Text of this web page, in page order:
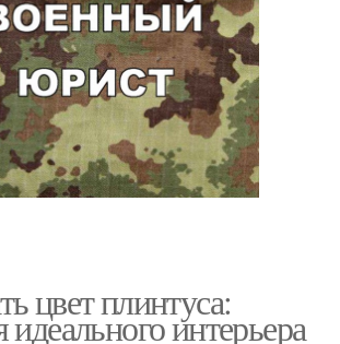
цвет плинтуса:
идеального интерьера